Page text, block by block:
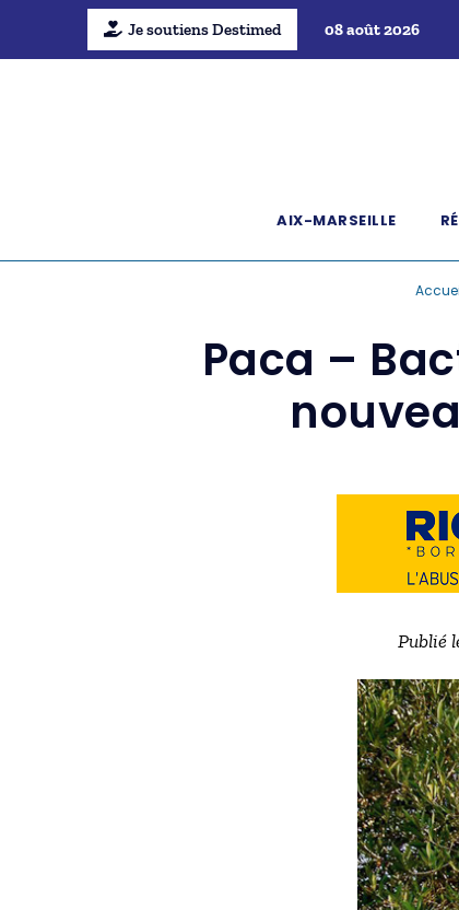
Je soutiens Destimed 08 août 2026
AIX-MARSEILLE
Paca –
Publié